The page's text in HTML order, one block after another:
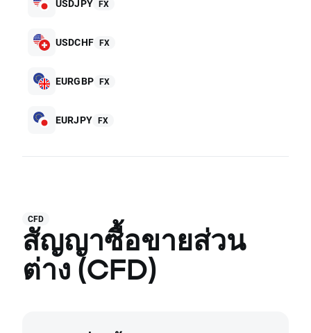
USDJPY FX
USDCHF FX
EURGBP FX
EURJPY FX
CFD
สัญญาซื้อขายส่วน
ต่าง (CFD)